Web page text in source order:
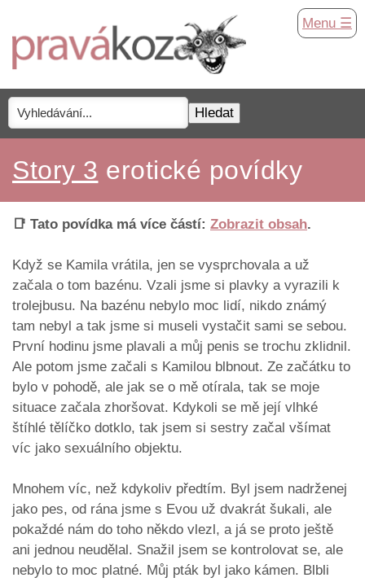
Menu ☰
Story 3 erotické povídky
📑 Tato povídka má více částí: Zobrazit obsah.
Když se Kamila vrátila, jen se vysprchovala a už
začala o tom bazénu. Vzali jsme si plavky a vyrazili k
trolejbusu. Na bazénu nebylo moc lidí, nikdo známý
tam nebyl a tak jsme si museli vystačit sami se sebou.
První hodinu jsme plavali a můj penis se trochu zklidnil.
Ale potom jsme začali s Kamilou blbnout. Ze začátku to
bylo v pohodě, ale jak se o mě otírala, tak se moje
situace začala zhoršovat. Kdykoli se mě její vlhké
štíhlé tělíčko dotklo, tak jsem si sestry začal všímat
víc jako sexuálního objektu.
Mnohem víc, než kdykoliv předtím. Byl jsem nadrženej
jako pes, od rána jsme s Evou už dvakrát šukali, ale
pokaždé nám do toho někdo vlezl, a já se proto ještě
ani jednou neudělal. Snažil jsem se kontrolovat se, ale
nebylo to moc platné. Můj pták byl jako kámen. Blbli